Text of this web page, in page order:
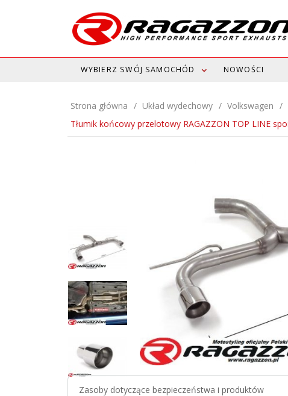
WYBIERZ SWÓJ SAMOCHÓD NOWOŚCI
Strona główna Układ wydechowy Volkswagen
Tłumik końcowy przelotowy RAGAZZON TOP LINE
Zasoby dotyczące bezpieczeństwa i produktów